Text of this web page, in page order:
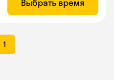
Выбрать время
1